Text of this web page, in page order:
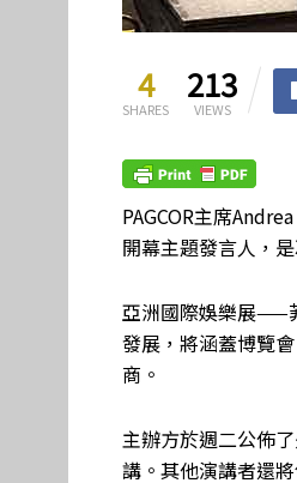
4
SHARES
213
VIEWS
PAGCOR主席
開幕主題發言人，
亞洲國際娛樂展——
發展，將涵蓋博覽
商。
主辦方於週二公佈
講。其他演講者還